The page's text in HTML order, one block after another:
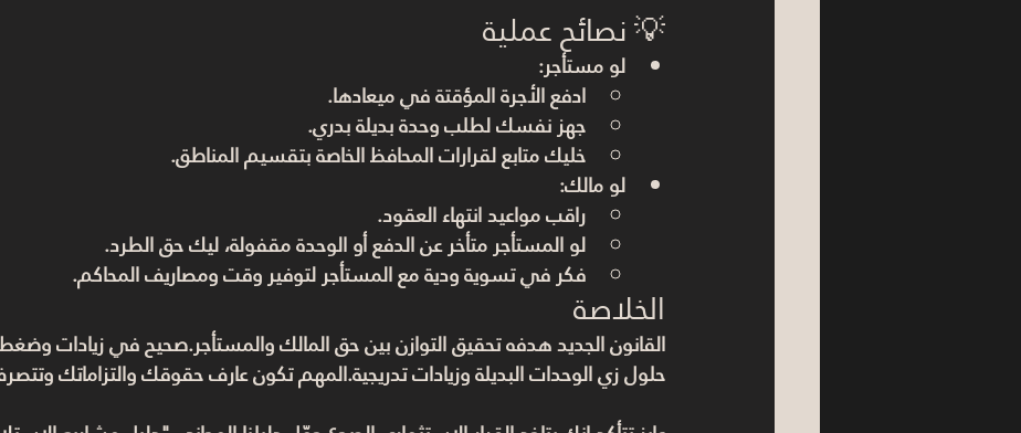
💡 نصائح عملية
لو مستأجر:
ادفع الأجرة المؤقتة في ميعادها.
جهز نفسك لطلب وحدة بديلة بدري.
خليك متابع لقرارات المحافظ الخاصة بتقسيم المناطق.
لو مالك:
راقب مواعيد انتهاء العقود.
لو المستأجر متأخر عن الدفع أو الوحدة مقفولة، ليك حق الطرد.
فكر في تسوية ودية مع المستأجر لتوفير وقت ومصاريف المحاكم.
الخلاصة
القانون الجديد هدفه تحقيق التوازن بين حق المالك والمستأجر.صحيح في زيادات
حلول زي الوحدات البديلة وزيادات تدريجية.المهم تكون عارف حقوقك والتزاماتك